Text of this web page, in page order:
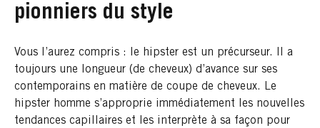
pionniers du style
Vous l’aurez compris : le hipster est un précurseur. Il a
toujours une longueur (de cheveux) d’avance sur ses
contemporains en matière de coupe de cheveux. Le
hipster homme s’approprie immédiatement les nouvelles
tendances capillaires et les interprète à sa façon pour